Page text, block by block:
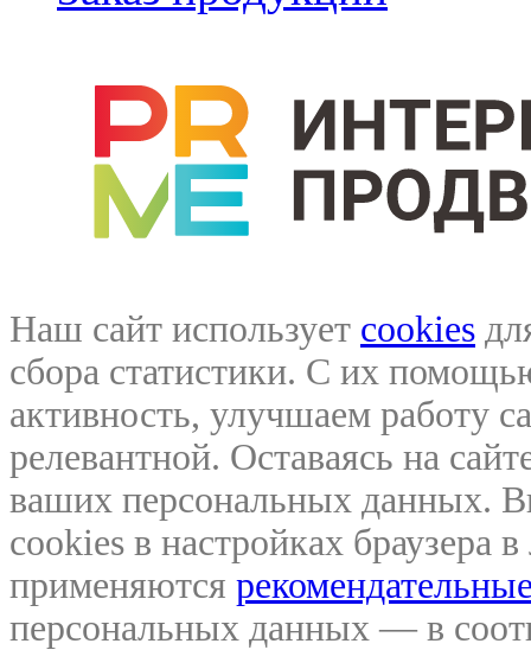
Наш сайт использует cookies
сбора статистики. С их
активность, улучшаем работу
релевантной. Оставаясь на
ваших персональных данных.
cookies в настройках браузера
применяются
персональных данных — в